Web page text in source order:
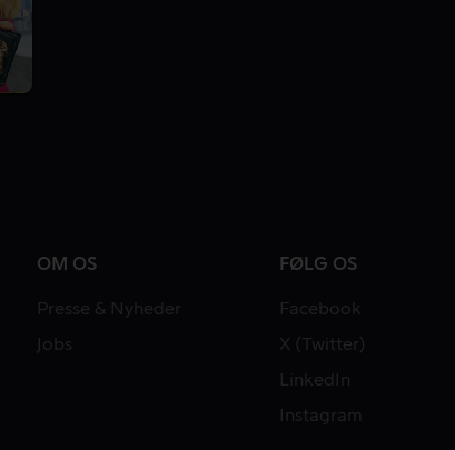
OM OS
Presse & Nyheder
Jobs
FØLG OS
Facebook
X (Twitter)
LinkedIn
Instagram